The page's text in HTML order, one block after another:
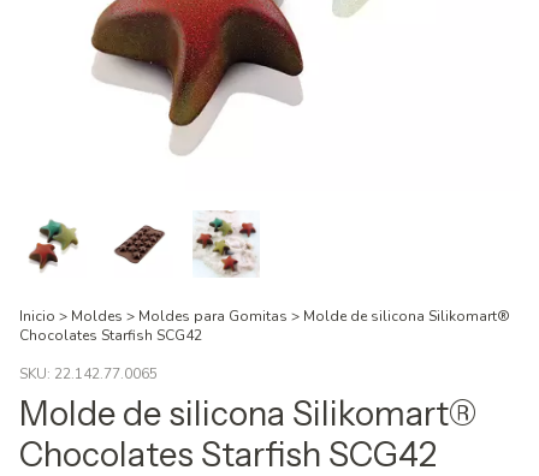
Inicio > Moldes > Moldes para Gomitas > Molde de silicona Silikomart®
Chocolates Starfish SCG42
SKU: 22.142.77.0065
Molde de silicona Silikomart®
Chocolates Starfish SCG42